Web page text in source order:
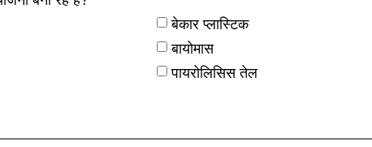
बेकार प्लास्टिक
बायोमास
पायरोलिसिस तेल